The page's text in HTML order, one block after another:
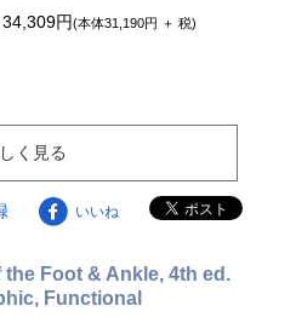
34,309円(本体31,190円 ＋ 税)
く見る
いいね
Foot & Ankle, 4th ed.
Functional